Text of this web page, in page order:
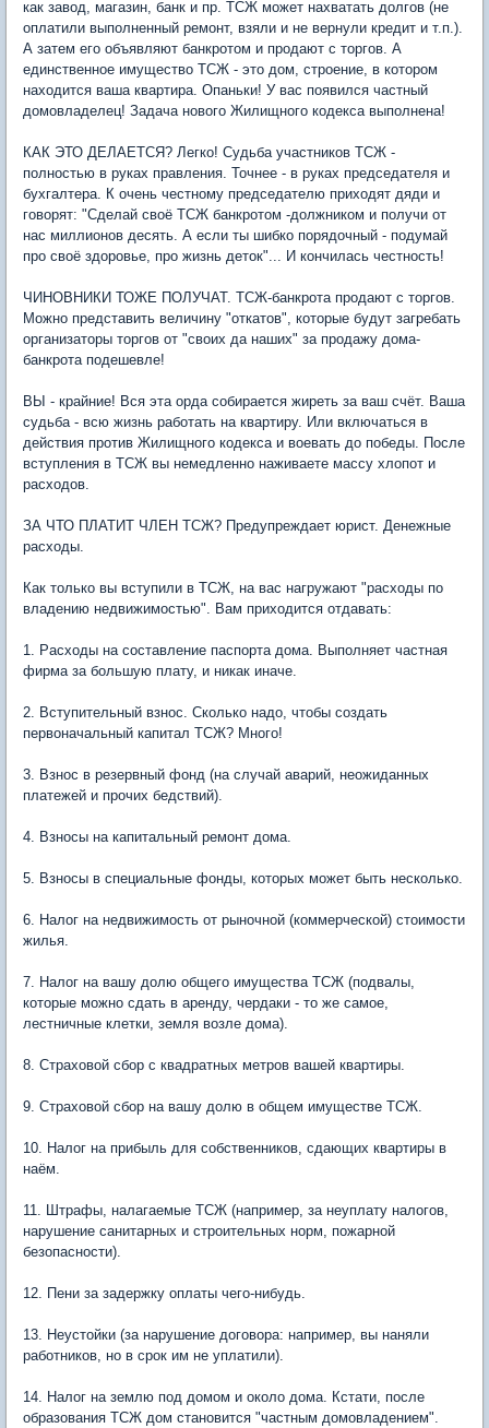
как завод, магазин, банк и пр. ТСЖ может нахватать долгов (не
оплатили выполненный ремонт, взяли и не вернули кредит и т.п.).
А затем его объявляют банкротом и продают с торгов. А
единственное имущество ТСЖ - это дом, строение, в котором
находится ваша квартира. Опаньки! У вас появился частный
домовладелец! Задача нового Жилищного кодекса выполнена!
КАК ЭТО ДЕЛАЕТСЯ? Легко! Судьба участников ТСЖ -
полностью в руках правления. Точнее - в руках председателя и
бухгалтера. К очень честному председателю приходят дяди и
говорят: "Сделай своё ТСЖ банкротом -должником и получи от
нас миллионов десять. А если ты шибко порядочный - подумай
про своё здоровье, про жизнь деток"... И кончилась честность!
ЧИНОВНИКИ ТОЖЕ ПОЛУЧАТ. ТСЖ-банкрота продают с торгов.
Можно представить величину "откатов", которые будут загребать
организаторы торгов от "своих да наших" за продажу дома-
банкрота подешевле!
ВЫ - крайние! Вся эта орда собирается жиреть за ваш счёт. Ваша
судьба - всю жизнь работать на квартиру. Или включаться в
действия против Жилищного кодекса и воевать до победы. После
вступления в ТСЖ вы немедленно наживаете массу хлопот и
расходов.
ЗА ЧТО ПЛАТИТ ЧЛЕН ТСЖ? Предупреждает юрист. Денежные
расходы.
Как только вы вступили в ТСЖ, на вас нагружают "расходы по
владению недвижимостью". Вам приходится отдавать:
1. Расходы на составление паспорта дома. Выполняет частная
фирма за большую плату, и никак иначе.
2. Вступительный взнос. Сколько надо, чтобы создать
первоначальный капитал ТСЖ? Много!
3. Взнос в резервный фонд (на случай аварий, неожиданных
платежей и прочих бедствий).
4. Взносы на капитальный ремонт дома.
5. Взносы в специальные фонды, которых может быть несколько.
6. Налог на недвижимость от рыночной (коммерческой) стоимости
жилья.
7. Налог на вашу долю общего имущества ТСЖ (подвалы,
которые можно сдать в аренду, чердаки - то же самое,
лестничные клетки, земля возле дома).
8. Страховой сбор с квадратных метров вашей квартиры.
9. Страховой сбор на вашу долю в общем имуществе ТСЖ.
10. Налог на прибыль для собственников, сдающих квартиры в
наём.
11. Штрафы, налагаемые ТСЖ (например, за неуплату налогов,
нарушение санитарных и строительных норм, пожарной
безопасности).
12. Пени за задержку оплаты чего-нибудь.
13. Неустойки (за нарушение договора: например, вы наняли
работников, но в срок им не уплатили).
14. Налог на землю под домом и около дома. Кстати, после
образования ТСЖ дом становится "частным домовладением".